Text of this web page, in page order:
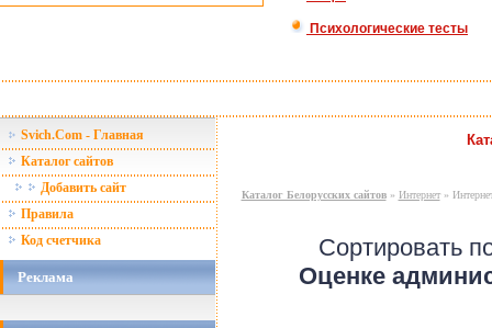
Психологические тесты
Svich.Com - Главная
Каталог сайтов
Добавить сайт
Правила
Код счетчика
Реклама
Каталог Белорусских сайтов» Интернет»
Сортировать
Оценке